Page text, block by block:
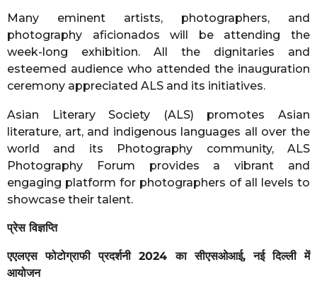
Many eminent artists, photographers, and
photography aficionados will be attending the
week-long exhibition. All the dignitaries and
esteemed audience who attended the inauguration
ceremony appreciated ALS and its initiatives.
Asian Literary Society (ALS) promotes Asian
literature, art, and indigenous languages all over the
world and its Photography community, ALS
Photography Forum provides a vibrant and
engaging platform for photographers of all levels to
showcase their talent.
प्रेस विज्ञप्ति
एएलएस फोटोग्राफी प्रदर्शनी 2024 का सीएसओआई, नई दिल्ली में
आयोजन